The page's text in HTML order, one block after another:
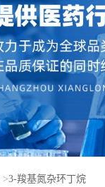
>3-羧基氮杂环丁烷